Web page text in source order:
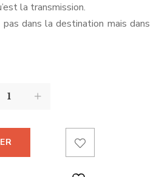
la transmission.
pas dans la destination mais dans